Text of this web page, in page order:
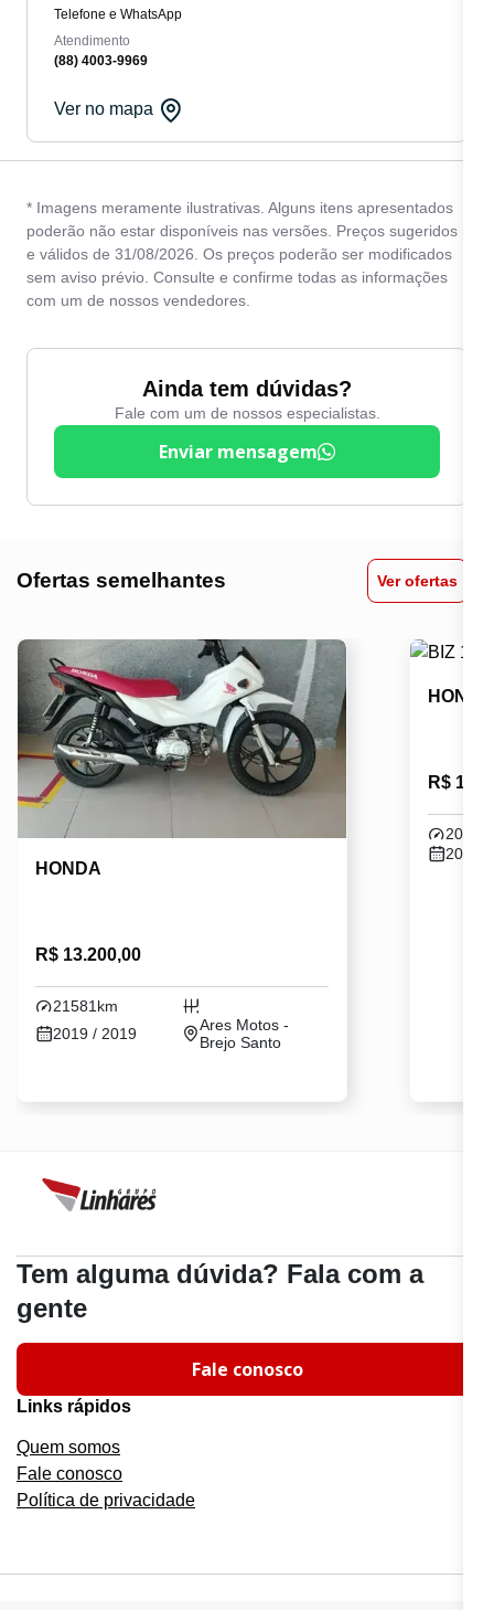
Telefone e WhatsApp
Atendimento
(88) 4003-9969
Ver no mapa
* Imagens meramente ilustrativas. Alguns itens apresentados
poderão não estar disponíveis nas versões. Preços sugeridos
e válidos de 31/08/2026. Os preços poderão ser modificados
sem aviso prévio. Consulte e confirme todas as informações
com um de nossos vendedores.
Ainda tem dúvidas?
Fale com um de nossos especialistas.
Enviar mensagem
Ofertas semelhantes Ver ofertas
HONDA
R$ 13.200,00
21581km
2019 / 2019
Ares Motos -
Brejo Santo
HONDA
R$
2021 /
Tem alguma dúvida? Fala com a
gente
Fale conosco
Links rápidos
Quem somos
Fale conosco
Política de privacidade